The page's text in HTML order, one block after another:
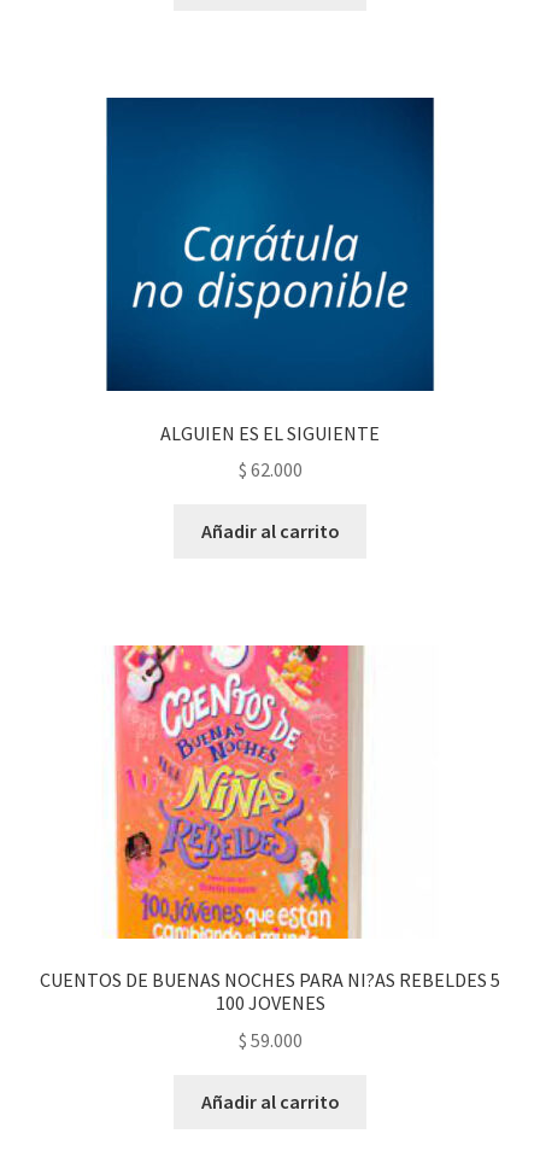
ALGUIEN ES EL SIGUIENTE
$ 62.000
Añadir al carrito
CUENTOS DE BUENAS NOCHES PARA NI?AS REBELDES 5
100 JOVENES
$ 59.000
Añadir al carrito